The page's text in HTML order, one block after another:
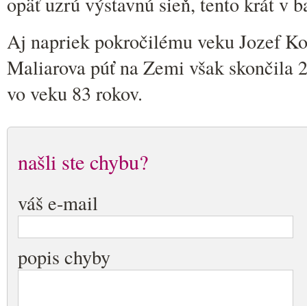
Aj napriek pokročilému veku Jozef
Maliarova púť na Zemi však skončila
vo veku 83 rokov.
našli ste chybu?
váš e-mail
popis chyby